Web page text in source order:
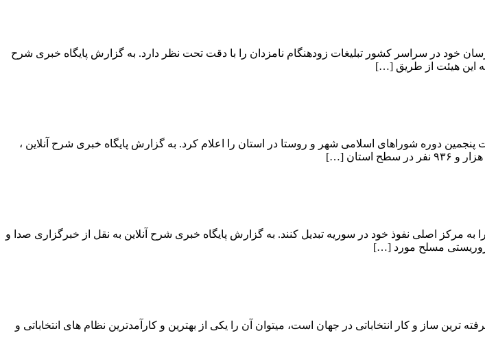
خود در سراسر کشور تبلیغات زودهنگام نامزدان را با دقت تحت نظر دارد. به گزارش پایگاه خبری شرح
این هیئت از طریق […]
پنجمین دوره شوراهای اسلامی شهر و روستا در استان را اعلام کرد. به گزارش پایگاه خبری شرح آنلاین ،
مرکز اصلی نفوذ خود در سوریه تبدیل کنند. به گزارش پایگاه خبری شرح آنلاین به نقل از خبرگزاری صدا و
مسلح مورد […]
ساز و کار انتخاباتی در جهان است، میتوان آن را یکی از بهترین و کارآمدترین نظام های انتخاباتی و